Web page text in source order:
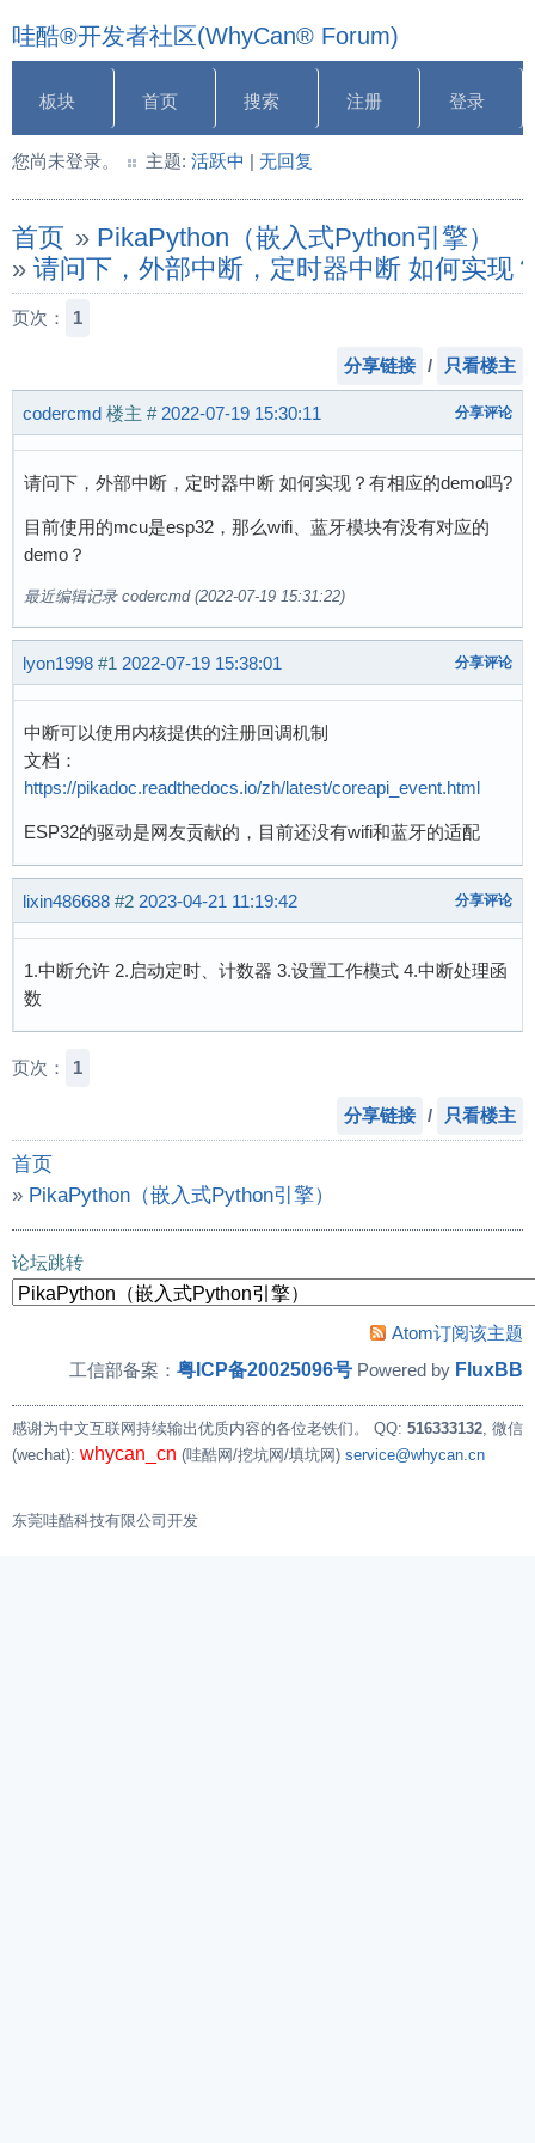
哇酷®开发者社区(WhyCan® Forum)
板块 首页 搜索 注册 登录
您尚未登录。 主题: 活跃中 | 无回复
首页 » PikaPython（嵌入式Python引擎）
» 请问下，外部中断，定时器中断 如何实现
页次： 1
分享链接 / 只看楼主
codercmd 楼主 # 2022-07-19 15:30:11 分享评论
请问下，外部中断，定时器中断 如何实现？有相应的demo吗?
目前使用的mcu是esp32，那么wifi、蓝牙模块有没有对应的
demo？
最近编辑记录 codercmd (2022-07-19 15:31:22)
lyon1998 #1 2022-07-19 15:38:01 分享评论
中断可以使用内核提供的注册回调机制
文档：
https://pikadoc.readthedocs.io/zh/latest/coreapi_event.html
ESP32的驱动是网友贡献的，目前还没有wifi和蓝牙的适配
lixin486688 #2 2023-04-21 11:19:42 分享评论
1.中断允许 2.启动定时、计数器 3.设置工作模式 4.中断处理函
数
页次： 1
分享链接 / 只看楼主
首页
» PikaPython（嵌入式Python引擎）
»请问下，外部中断，定时器中断 如何实现？
论坛跳转
Atom订阅该主题
工信部备案： 粤ICP备20025096号 Powered by FluxBB
感谢为中文互联网持续输出优质内容的各位老铁们。 QQ: 516333132, 微信
(wechat): whycan_cn (哇酷网/挖坑网/填坑网) service@whycan.cn
东莞哇酷科技有限公司开发